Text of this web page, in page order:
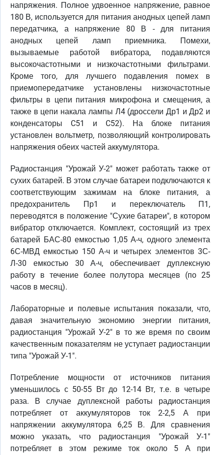
напряжения. Полное удвоенное напряжение, равное
180 В, используется для питания анодных цепей ламп
передатчика, а напряжение 80 В - для питания
анодных цепей ламп приемника. Помехи,
вызываемые работой вибратора, подавляются
высокочастотными и низкочастотными фильтрами.
Кроме того, для лучшего подавления помех в
приемопередатчике установлены низкочастотные
фильтры в цепи питания микрофона и смещения, а
также в цепи накала лампы Л4 (дроссели Др1 и Др2 и
конденсаторы C51 и C52). На блоке питания
установлен вольтметр, позволяющий контролировать
напряжения обеих частей аккумулятора.
Радиостанция "Урожай У-2" может работать также от
сухих батарей. В этом случае батареи подключаются к
соответствующим зажимам на блоке питания, а
предохранитель Пр1 и переключатель П1,
переводятся в положение "Сухие батареи", в котором
вибратор отключается. Комплект, состоящий из трех
батарей БАС-80 емкостью 1,05 А-ч, одного элемента
6С-МВД емкостью 150 А-ч и четырех элементов 3С-
Л-30 емкостью 30 А-ч, обеспечивает дуплексную
работу в течение более полутора месяцев (по 25
часов в месяц).
Лабораторные и полевые испытания показали, что,
давая значительную экономию энергии питания,
радиостанция "Урожай У-2" в то же время по своим
качественным показателям не уступает радиостанции
типа "Урожай У-1".
Потребление мощности от источников питания
уменьшилось с 50-55 Вт до 12-14 Вт, т.е. в четыре
раза. В случае дуплексной работы радиостанция
потребляет от аккумуляторов ток 2-2,5 А при
напряжении аккумулятора 6,25 В. Для сравнения
можно указать, что радиостанция "Урожай У-1"
потребляет в этом режиме ток около 5 А при